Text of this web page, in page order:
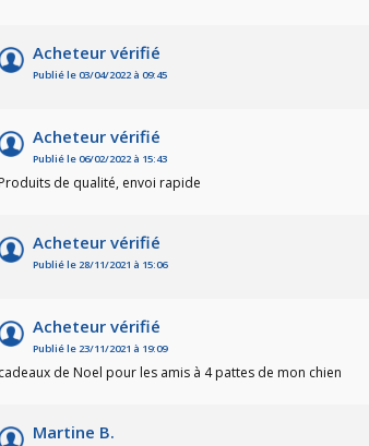
Acheteur vérifié
Publié le 03/04/2022 à 09:45
Acheteur vérifié
Publié le 06/02/2022 à 15:43
Produits de qualité, envoi rapide
Acheteur vérifié
Publié le 28/11/2021 à 15:06
Acheteur vérifié
Publié le 23/11/2021 à 19:09
cadeaux de Noel pour les amis à 4 pattes de mon chien
Martine B.